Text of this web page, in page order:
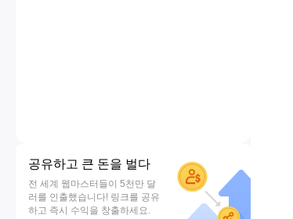
공유하고 큰 돈을 벌다
전 세계 웹마스터들이 5천만 달
러를 인출했습니다! 링크를 공유
하고 즉시 수익을 창출하세요.